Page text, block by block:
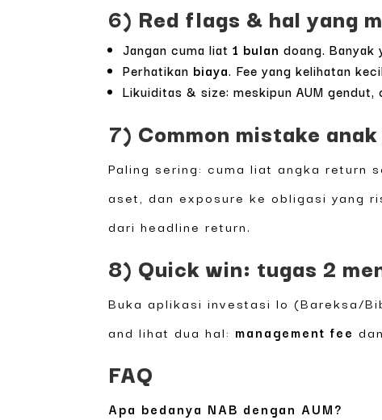
6) Red flags & hal yang
Jangan cuma liat1 bulan doang.
Perhatikan biaya. Fee yang kelihatan
Likuiditas & size: meskipun AUM
7) Common mistake
Paling sering: cuma liat angka return
aset, dan exposure ke obligasi yang
dari headline return.
8) Quick win: tugas 2
Buka aplikasi investasi lo (Bareksa/
and lihat dua hal: management fee
FAQ
Apa bedanya NAB dengan AUM?